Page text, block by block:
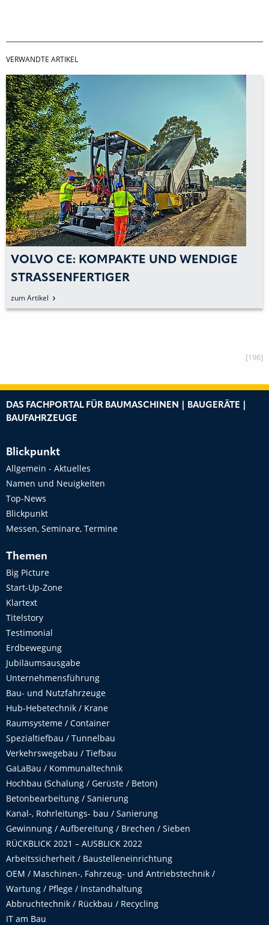
VERWANDTE ARTIKEL
VOLVO CE: UMSÄTZE VON VOLVO
LEGEN IM DRITTEN QUARTAL UM
[196]
DAS FACHPORTAL FÜR BAUMASCHINEN | BAUGERÄTE |
BAUFAHRZEUGE
Blickpunkt
Allgemein - Aktuelles
Namen und Neuigkeiten
Top-News
Blickpunkt
Messen, Seminare, Termine
Themen
Big Picture
Start-Up-Zone
Klartext
Titelstory
Testimonial
Erdbewegung
Jubiläumsausgabe
Unternehmensführung
Bau- und Nutzfahrzeuge
Hub-Hebetechnik / Krane
Raumsysteme / Container
Spezialtiefbau / Tunnelbau
Verkehrswegebau / Tiefbau
GaLaBau / Kommunaltechnik
Hochbau (Schalung / Gerüste / Beton)
Betonbearbeitung / Sanierung
Kanal-, Rohrleitungs- bau / Sanierung
Gewinnung / Aufbereitung / Brechen / Sieben
RÜCKBLICK 2021 – AUSBLICK 2022
Arbeitssicherheit / Baustelleneinrichtung
OEM / Maschinen-, Fahrzeug- und Antriebstechnik /
Wartung / Pflege / Instandhaltung
Abbruchtechnik / Rückbau / Recycling
IT am Bau